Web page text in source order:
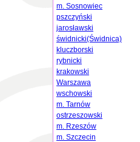
m. Sosnowiec
pszczyński
jarosławski
świdnicki(Świdnica)
kluczborski
rybnicki
krakowski
Warszawa
wschowski
m. Tarnów
ostrzeszowski
m. Rzeszów
m. Szczecin